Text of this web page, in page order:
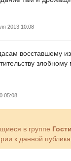
2013 10:08
восставшему
злобному
05:08
в группе Гости
к данной